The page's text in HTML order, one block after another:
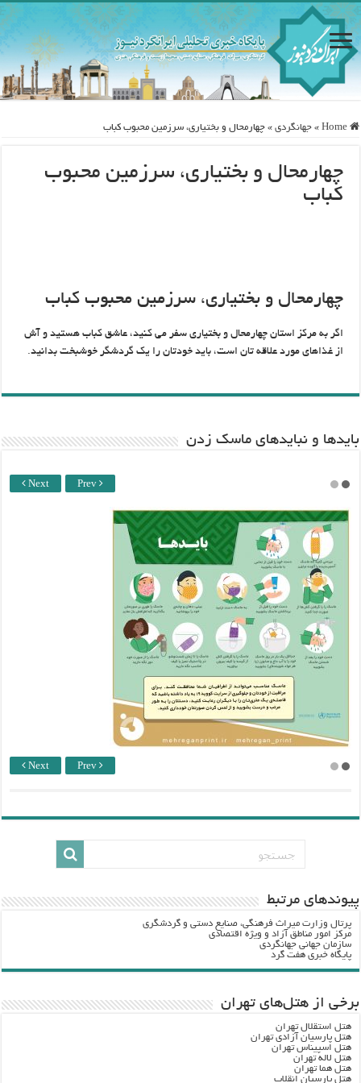
Home
» جهانگردی » چهارمحال و بختیاری، سرزمین محبوب کباب
چهارمحال و بختیاری، سرزمین محبوب
کباب
چهارمحال و بختیاری، سرزمین محبوب کباب
اگر به مرکز استان چهارمحال و بختیاری سفر می کنید، عاشق کباب هستید و آش
از غذاهای مورد علاقه تان است، باید خودتان را یک گردشگر خوشبخت بدانید.
باید‌ها و نبایدهای ماسک زدن
Next Prev
Next Prev
پيوندهاي مرتبط
پرتال وزارت ميراث فرهنگي، صنایع دستی و گردشگري
مرکز امور مناطق آزاد و ویژه اقتصادی
سازمان جهانی جهانگردی
پایگاه خبری هفت گرد
برخی از هتل‌های تهران
هتل استقلال تهران
هتل پارسیان آزادی تهران
هتل اسپیناس تهران
هتل لاله تهران
هتل هما تهران
هتل پارسیان انقلاب